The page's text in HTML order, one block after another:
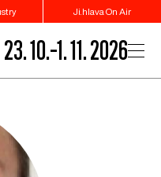
Ji.hlava On Air
23. 10.–1. 11. 2026